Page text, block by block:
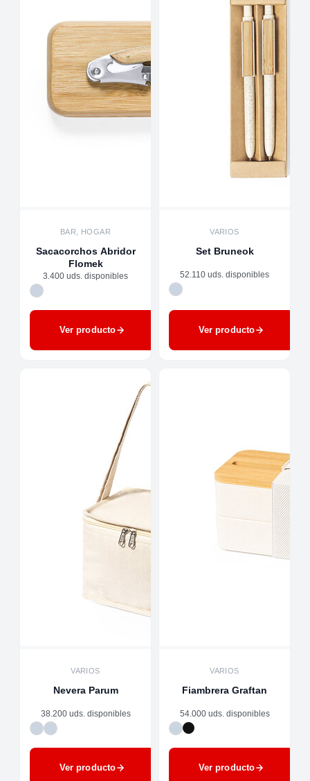
BAR, HOGAR
Sacacorchos Abridor
Flomek
3.400 uds. disponibles
Ver producto
VARIOS
Set Bruneok
52.110 uds. disponibles
Ver producto
VARIOS
Nevera Parum
38.200 uds. disponibles
Ver producto
VARIOS
Fiambrera Graftan
54.000 uds. disponibles
Ver producto